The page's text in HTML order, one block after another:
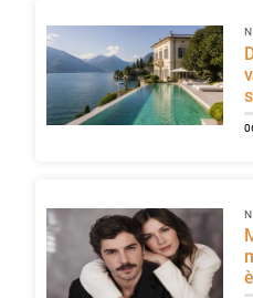
Diletta
è